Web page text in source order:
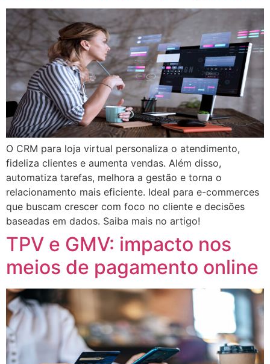
O CRM para loja virtual personaliza o atendimento,
fideliza clientes e aumenta vendas. Além disso,
automatiza tarefas, melhora a gestão e torna o
relacionamento mais eficiente. Ideal para e-commerces
que buscam crescer com foco no cliente e decisões
baseadas em dados. Saiba mais no artigo!
TPV e GMV: impacto nos
meios de pagamento online